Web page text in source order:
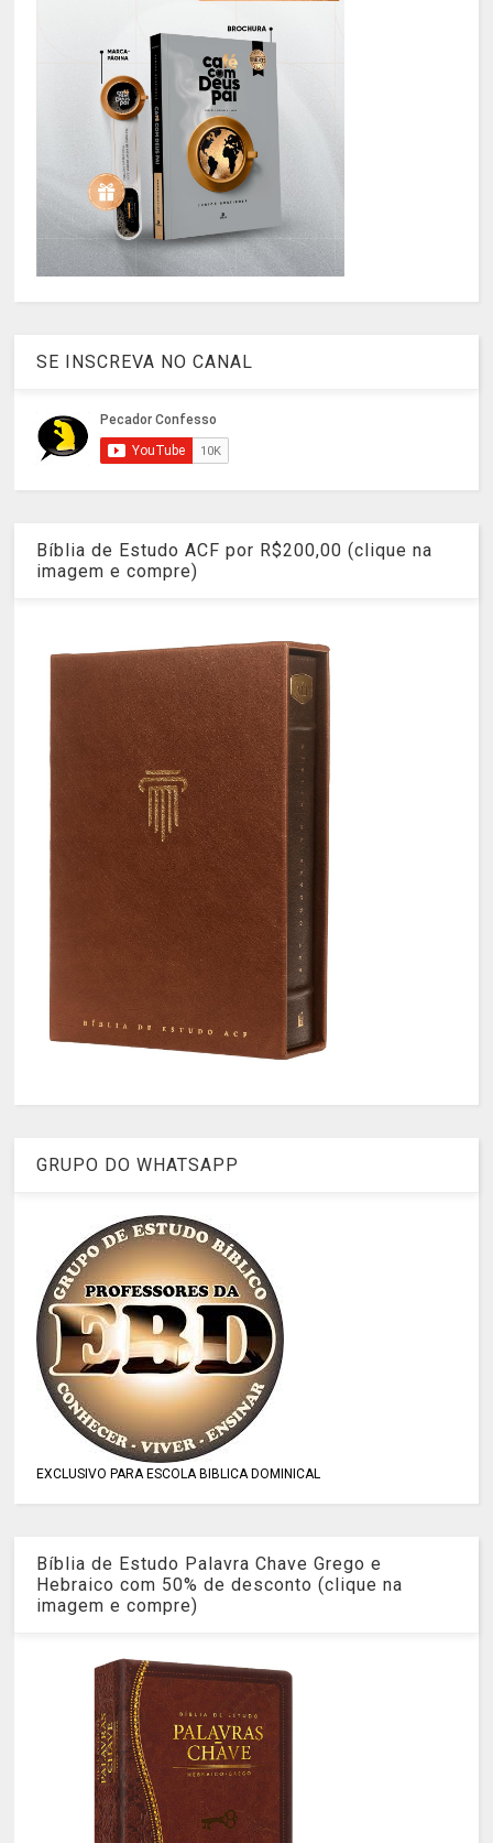
SE INSCREVA NO CANAL
Bíblia de Estudo ACF por R$200,00 (clique na
imagem e compre)
GRUPO DO WHATSAPP
EXCLUSIVO PARA ESCOLA BIBLICA DOMINICAL
Bíblia de Estudo Palavra Chave Grego e
Hebraico com 50% de desconto (clique na
imagem e compre)